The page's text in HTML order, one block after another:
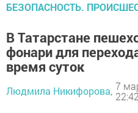
БЕЗОПАСНОСТЬ.
В Татарстане
фонари для
время суток
Людмила Никифорова, 7
22:42